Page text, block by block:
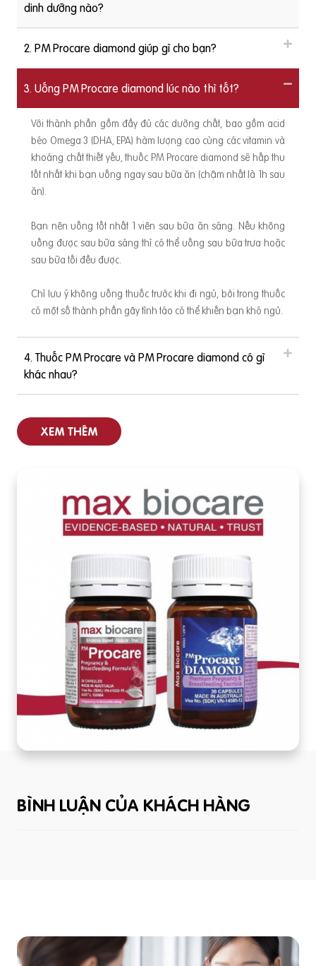
dinh dưỡng nào?
2. PM Procare diamond giúp gì cho bạn?
3. Uống PM Procare diamond lúc nào thì tốt?
Với thành phần gồm đầy đủ các dưỡng chất, bao gồm acid
béo Omega 3 (DHA, EPA) hàm lượng cao cùng các vitamin và
khoáng chất thiết yếu, thuốc PM Procare diamond sẽ hấp thu
tốt nhất khi bạn uống ngay sau bữa ăn (chậm nhất là 1h sau
ăn).
Bạn nên uống tốt nhất 1 viên sau bữa ăn sáng. Nếu không
uống được sau bữa sáng thì có thể uống sau bữa trưa hoặc
sau bữa tối đều được.
Chỉ lưu ý không uống thuốc trước khi đi ngủ, bởi trong thuốc
có một số thành phần gây tỉnh táo có thể khiến bạn khó ngủ.
4. Thuốc PM Procare và PM Procare diamond có gì
khác nhau?
XEM THÊM
BÌNH LUẬN CỦA KHÁCH HÀNG